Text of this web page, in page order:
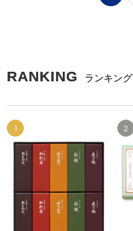
RANKING ランキング
1 2